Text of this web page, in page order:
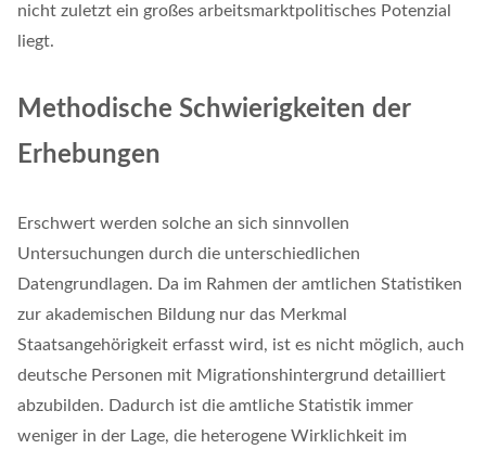
nicht zuletzt ein großes arbeitsmarktpolitisches Potenzial
liegt.
Methodische Schwierigkeiten der
Erhebungen
Erschwert werden solche an sich sinnvollen
Untersuchungen durch die unterschiedlichen
Datengrundlagen. Da im Rahmen der amtlichen Statistiken
zur akademischen Bildung nur das Merkmal
Staatsangehörigkeit erfasst wird, ist es nicht möglich, auch
deutsche Personen mit Migrationshintergrund detailliert
abzubilden. Dadurch ist die amtliche Statistik immer
weniger in der Lage, die heterogene Wirklichkeit im